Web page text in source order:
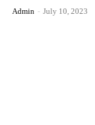
Admin - July 10, 2023